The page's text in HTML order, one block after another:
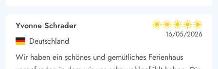
Yvonne Schrader
Deutschland
5 von 5
5 von 5
5 out of 5
16/05/2026
Wir haben ein schönes und gemütliches Ferienhaus